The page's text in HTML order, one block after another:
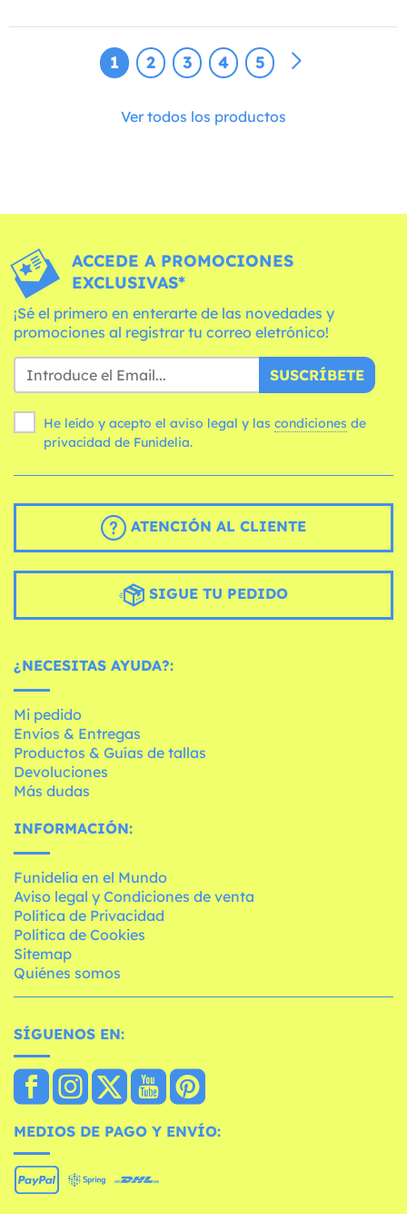
1 2 3 4 5
Ver todos los productos
ACCEDE A PROMOCIONES
EXCLUSIVAS*
¡Sé el primero en enterarte de las novedades y
promociones al registrar tu correo eletrónico!
SUSCRÍBETE
He leído y acepto el aviso legal y las condiciones
privacidad de Funidelia.
ATENCIÓN AL CLIENTE
SIGUE TU PEDIDO
¿NECESITAS AYUDA?:
Mi pedido
Envíos & Entregas
Productos & Guías de tallas
Devoluciones
Más dudas
INFORMACIÓN:
Funidelia en el Mundo
Aviso legal y Condiciones de venta
Política de Privacidad
Política de Cookies
Sitemap
Quiénes somos
SÍGUENOS EN:
MEDIOS DE PAGO Y ENVÍO: